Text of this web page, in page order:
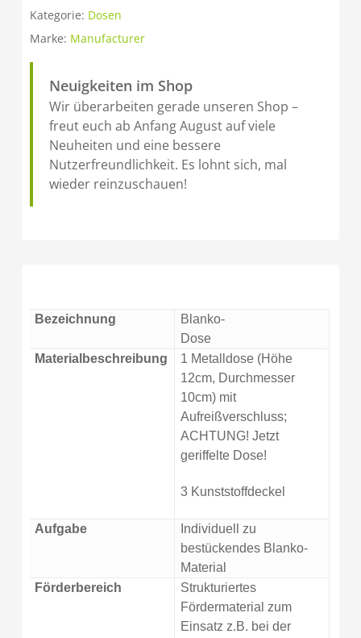
Kategorie: Dosen
Marke: Manufacturer
Neuigkeiten im Shop
Wir überarbeiten gerade unseren Shop –
freut euch ab Anfang August auf viele
Neuheiten und eine bessere
Nutzerfreundlichkeit. Es lohnt sich, mal
wieder reinzuschauen!
Bezeichnung
Blanko-
Dose
Materialbeschreibung
1 Metalldose (Höhe
12cm, Durchmesser
10cm) mit
Aufreißverschluss;
ACHTUNG! Jetzt
geriffelte Dose!
3 Kunststoffdeckel
Aufgabe
Individuell zu
bestückendes Blanko-
Material
Förderbereich
Strukturiertes
Fördermaterial zum
Einsatz z.B. bei der